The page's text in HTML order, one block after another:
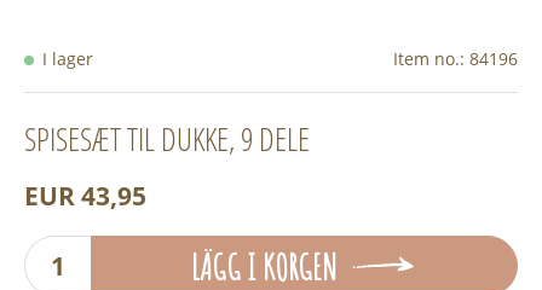
I lager Item no.: 84196
SPISESÆT TIL DUKKE, 9 DELE
EUR 43,95
LÄGG I KORGEN